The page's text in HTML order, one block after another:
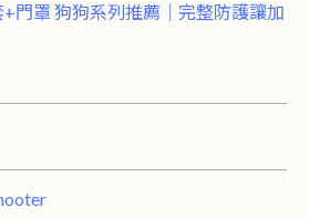
門罩 狗狗系列推薦｜完整防護讓加